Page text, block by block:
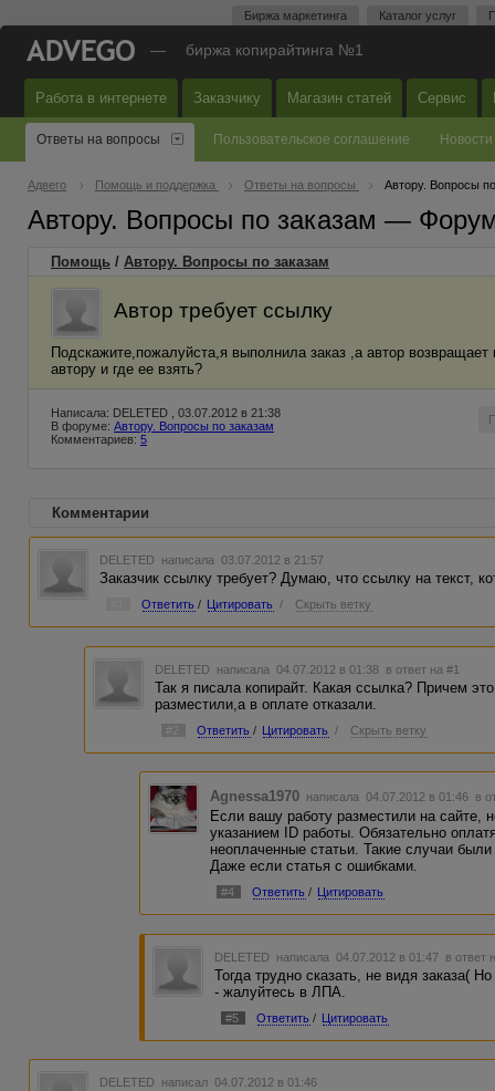
Биржа маркетинга Каталог услуг
— биржа копирайтинга №1
Работа в интернете Заказчику Магазин статей Сервис
Ответы на вопросы Пользовательское соглашение Новости
Адвего Помощь и поддержка Ответы на вопросы Автору. Вопросы
Автору. Вопросы по заказам —
Помощь / Автору. Вопросы по заказам
Автор требует ссылку
Подскажите,пожалуйста,я выполнила заказ ,а автор
автору и где ее взять?
Написала: DELETED , 03.07.2012 в 21:38
В форуме: Автору. Вопросы по заказам
Комментариев: 5
Комментарии
DELETED написала 03.07.2012 в 21:57
Заказчик ссылку требует? Думаю, что ссылку на текст,
Ответить / Цитировать / Скрыть ветку
DELETED написала 04.07.2012 в 01:38 в ответ на #1
Так я писала копирайт. Какая ссылка? Причем
разместили,а в оплате отказали.
#2 Ответить / Цитировать / Скрыть ветку
Agnessa1970 написала 04.07.2012 в 01:46 в
Если вашу работу разместили на
указанием ID работы. Обязательно
неоплаченные статьи. Такие случаи
Даже если статья с ошибками.
#4 Ответить / Цитировать
DELETED написала 04.07.2012 в 01:47 в ответ
Тогда трудно сказать, не видя заказа(
- жалуйтесь в ЛПА.
#5 Ответить / Цитировать
DELETED написал 04.07.2012 в 01:46